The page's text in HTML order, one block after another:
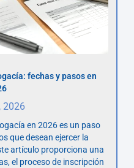
fechas y pasos en
2026
en 2026 es un paso
que desean ejercer la
artículo proporciona una
el proceso de inscripción